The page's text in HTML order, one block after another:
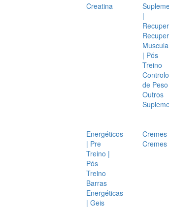
Creatina
|
| Pós
Treino
Controlo
de Peso
Outros
Energéticos
| Pre
Treino |
Pós
Treino
Barras
Energéticas
| Geis
Cremes
Cremes